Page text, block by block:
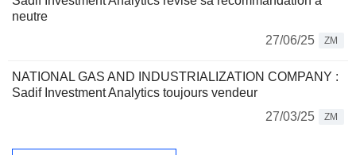
neutre
27/06/25
ZM
NATIONAL GAS AND INDUSTRIALIZATION COMPANY :
Sadif Investment Analytics toujours vendeur
27/03/25
ZM